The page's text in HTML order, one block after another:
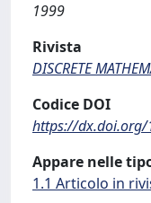
1999
Rivista
DISCRETE
Codice DOI
https://dx.doi.org/
Appare nelle
1.1 Articolo in